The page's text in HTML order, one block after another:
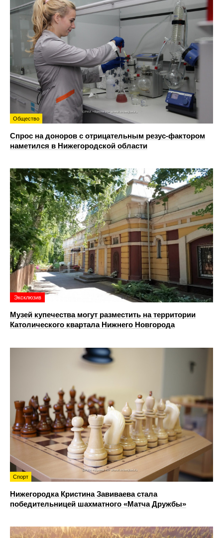
Общество
Спрос на доноров с отрицательным резус-фактором
наметился в Нижегородской области
Эксклюзив
Музей купечества могут разместить на территории
Католического квартала Нижнего Новгорода
Спорт
Нижегородка Кристина Завиваева стала
победительницей шахматного «Матча Дружбы»